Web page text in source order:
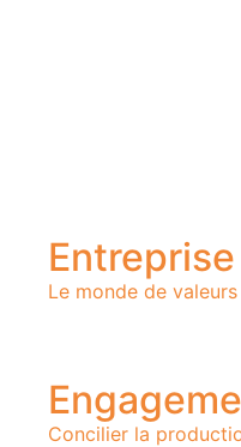
Entreprise
Le monde de
Concilier la